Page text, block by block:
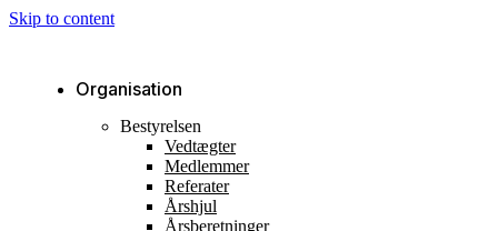
Skip to content
Organisation
Bestyrelsen
Vedtægter
Medlemmer
Referater
Årshjul
Årsberetninger